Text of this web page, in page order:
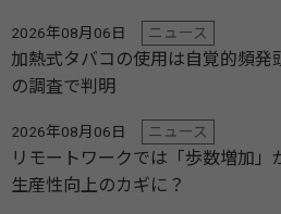
2026年08月06日 ニュース
加熱式タバコの使用は自覚的頻
の調査で判明
2026年08月06日 ニュース
リモートワークでは「歩数増加」
生産性向上のカギに？